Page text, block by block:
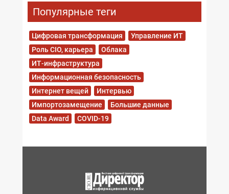
Популярные теги
Цифровая трансформация
Управление ИТ
Роль CIO, карьера
Облака
ИТ-инфраструктура
Информационная безопасность
Интернет вещей
Интервью
Импортозамещение
Большие данные
Data Award
COVID-19